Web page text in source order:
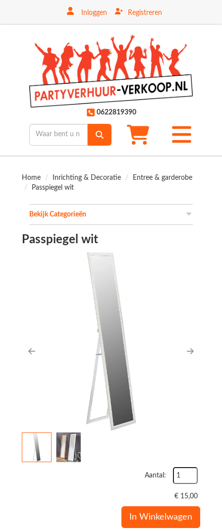
Inloggen Registreren
0622819390
Toggle
menu
Home Inrichting & Decoratie
Entree & garderobe
Passpiegel wit
Bekijk Categorieën
Passpiegel wit
Previous Next
Aantal:
€ 15,00
In Winkelwagen